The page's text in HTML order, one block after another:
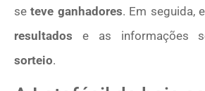
seteve ganhadores. Em seguida,
resultados e as informações
sorteio.